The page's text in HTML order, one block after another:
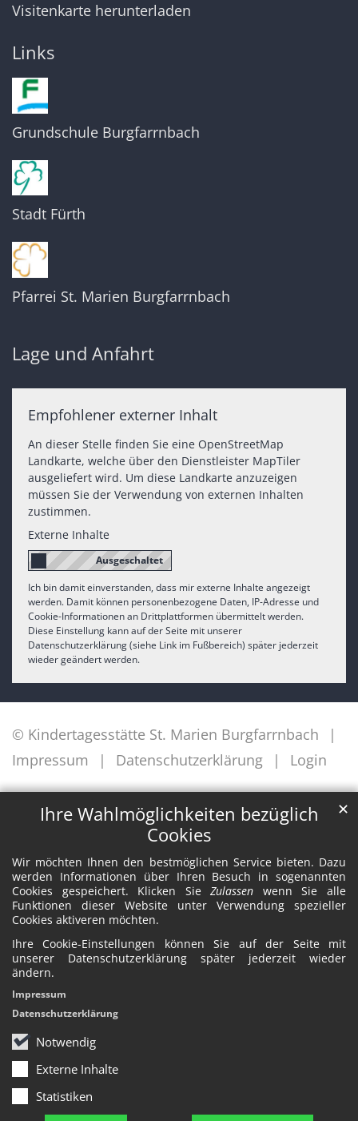
Ihre Wahlmöglichkeiten bezüglich
Cookies
Wir möchten Ihnen den bestmöglichen Service bieten. Dazu
werden Informationen über Ihren Besuch in sogenannten
Cookies gespeichert. Klicken SieZulassen wenn Sie alle
Funktionen dieser Website unter Verwendung spezieller
Cookies aktiveren möchten.
Ihre Cookie-Einstellungen können Sie auf der Seite mit
unserer Datenschutzerklärung später jederzeit wieder
ändern.
Notwendig
Externe Inhalte
Statistiken
✕
Impressum
Datenschutzerklärung
Visitenkarte herunterladen
Links
Grundschule Burgfarrnbach
Stadt Fürth
Pfarrei St. Marien Burgfarrnbach
Lage und Anfahrt
Empfohlener externer Inhalt
An dieser Stelle finden Sie eine OpenStreetMap
Landkarte, welche über den Dienstleister MapTiler
ausgeliefert wird. Um diese Landkarte anzuzeigen
müssen Sie der Verwendung von externen Inhalten
zustimmen.
Externe Inhalte
Ich bin damit einverstanden, dass mir externe Inhalte angezeigt
werden. Damit können personenbezogene Daten, IP-Adresse und
Cookie-Informationen an Drittplattformen übermittelt werden.
Diese Einstellung kann auf der Seite mit unserer
Datenschutzerklärung (siehe Link im Fußbereich) später jederzeit
wieder geändert werden.
© Kindertagesstätte St. Marien Burgfarrnbach
Impressum
Datenschutzerklärung Login